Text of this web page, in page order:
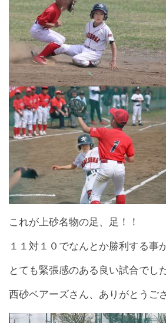
これが上砂名物の足、足！！
１１対１０でなんとか勝利する事
とても緊張感のある良い試合でした
西砂ベアーズさん、ありがとうご